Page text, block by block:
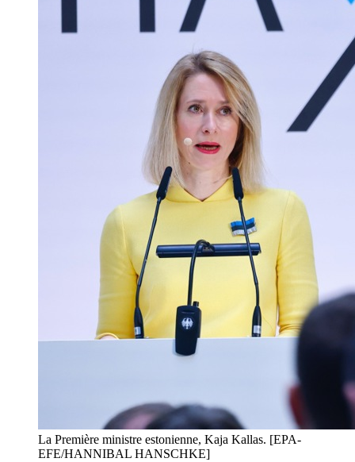
La Première ministre estonienne, Kaja Kallas. [EPA-
EFE/HANNIBAL HANSCHKE]